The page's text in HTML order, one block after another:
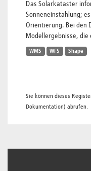
Das Solarkataster
Sonneneinstahlung;
Orientierung. Bei den
Modellergebnisse, die
WMS WFS Shape
Sie können dieses
Dokumentation) abrufen.